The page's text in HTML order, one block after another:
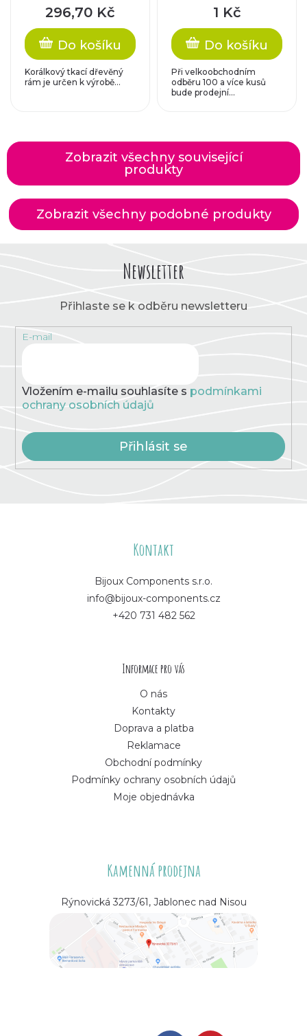
296,70 Kč
Do košíku
Korálkový tkací dřevěný
rám je určen k výrobě...
1 Kč
Do košíku
Při velkoobchodním
odběru 100 a více kusů
bude prodejní...
Zobrazit všechny související
produkty
Zobrazit všechny podobné produkty
Newsletter
Přihlaste se k odběru newsletteru
E-mail
Vložením e-mailu souhlasíte s podmínkami
ochrany osobních údajů
Přihlásit se
Kontakt
Bijoux Components s.r.o.
info@bijoux-components.cz
+420 731 482 562
Informace pro vás
O nás
Kontakty
Doprava a platba
Reklamace
Obchodní podmínky
Podmínky ochrany osobních údajů
Moje objednávka
Kamenná prodejna
Rýnovická 3273/61, Jablonec nad Nisou